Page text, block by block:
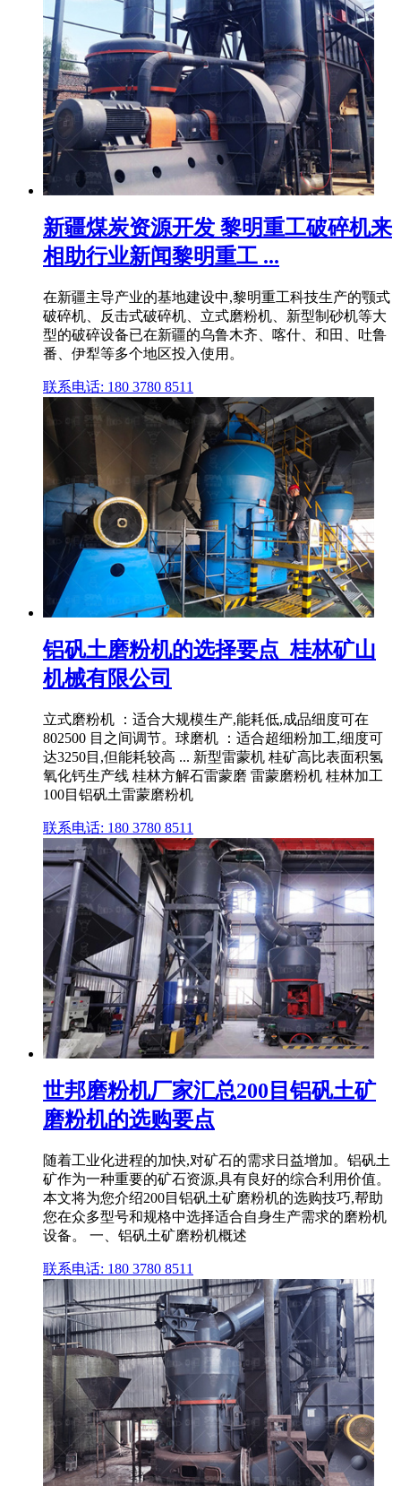
新疆煤炭资源开发 黎明重工破碎机来
相助行业新闻黎明重工 ...
在新疆主导产业的基地建设中,黎明重工科技生产的颚式
破碎机、反击式破碎机、立式磨粉机、新型制砂机等大
型的破碎设备已在新疆的乌鲁木齐、喀什、和田、吐鲁
番、伊犁等多个地区投入使用。
联系电话: 180 3780 8511
铝矾土磨粉机的选择要点_桂林矿山
机械有限公司
立式磨粉机 ：适合大规模生产,能耗低,成品细度可在
802500 目之间调节。球磨机 ：适合超细粉加工,细度可
达3250目,但能耗较高 ... 新型雷蒙机 桂矿高比表面积氢
氧化钙生产线 桂林方解石雷蒙磨 雷蒙磨粉机 桂林加工
100目铝矾土雷蒙磨粉机
联系电话: 180 3780 8511
世邦磨粉机厂家汇总200目铝矾土矿
磨粉机的选购要点
随着工业化进程的加快,对矿石的需求日益增加。铝矾土
矿作为一种重要的矿石资源,具有良好的综合利用价值。
本文将为您介绍200目铝矾土矿磨粉机的选购技巧,帮助
您在众多型号和规格中选择适合自身生产需求的磨粉机
设备。 一、铝矾土矿磨粉机概述
联系电话: 180 3780 8511